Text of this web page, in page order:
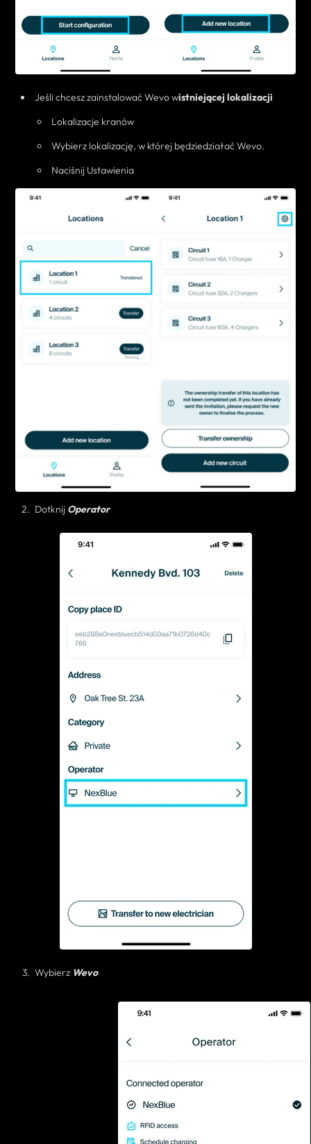
Jeśli chcesz zainstalować Wevo wistniejącej lokalizacji
Lokalizacje kranów
Wybierz lokalizację, w której będziedziałaćWevo.
Naciśnij Ustawienia
Dotknij Operator
Wybierz Wevo